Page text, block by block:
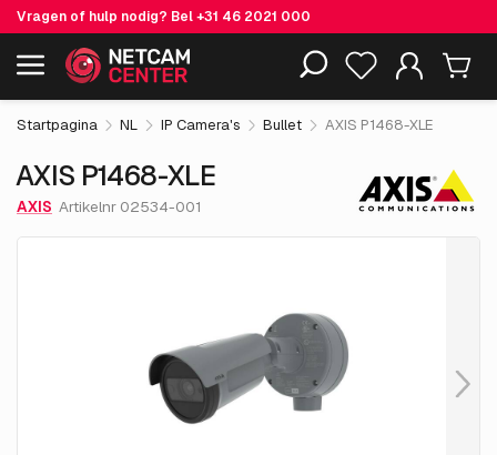
Vragen of hulp nodig? Bel+31 46 2021 000
Inclusief EOL-producten
AXIS P1468-XLE € 2,991.
Startpagina NL IP Camera's Bullet AXIS P1468-XLE
AXIS P1468-XLE
AXIS Artikelnr 02534-001